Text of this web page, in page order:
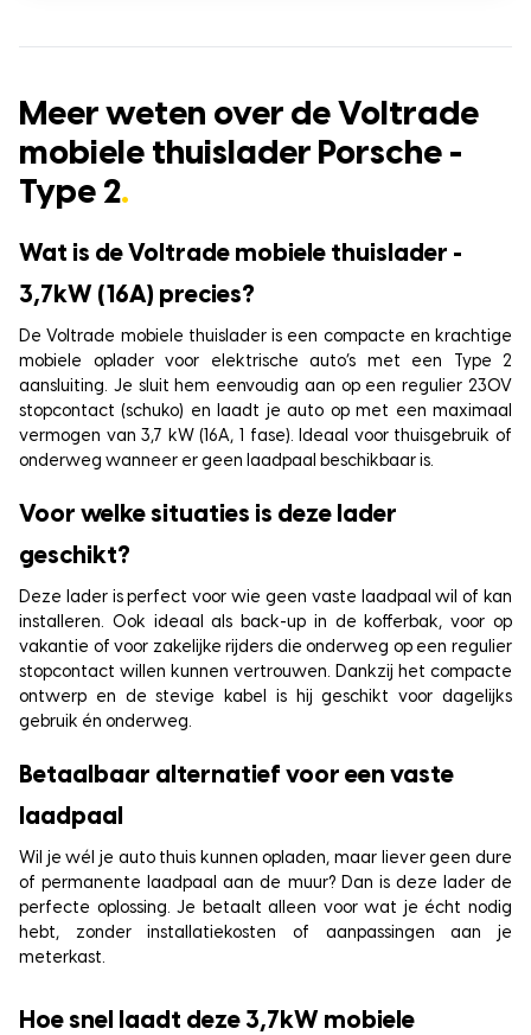
Meer weten over de Voltrade
mobiele thuislader Porsche -
Type 2.
Wat is de Voltrade mobiele thuislader -
3,7kW (16A) precies?
De Voltrade mobiele thuislader is een compacte en krachtige
mobiele oplader voor elektrische auto’s met een Type 2
aansluiting. Je sluit hem eenvoudig aan op een regulier 230V
stopcontact (schuko) en laadt je auto op met een maximaal
vermogen van 3,7 kW (16A, 1 fase). Ideaal voor thuisgebruik of
onderweg wanneer er geen laadpaal beschikbaar is.
Voor welke situaties is deze lader
geschikt?
Deze lader is perfect voor wie geen vaste laadpaal wil of kan
installeren. Ook ideaal als back-up in de kofferbak, voor op
vakantie of voor zakelijke rijders die onderweg op een regulier
stopcontact willen kunnen vertrouwen. Dankzij het compacte
ontwerp en de stevige kabel is hij geschikt voor dagelijks
gebruik én onderweg.
Betaalbaar alternatief voor een vaste
laadpaal
Wil je wél je auto thuis kunnen opladen, maar liever geen dure
of permanente laadpaal aan de muur? Dan is deze lader de
perfecte oplossing. Je betaalt alleen voor wat je écht nodig
hebt, zonder installatiekosten of aanpassingen aan je
meterkast.
Hoe snel laadt deze 3,7kW mobiele